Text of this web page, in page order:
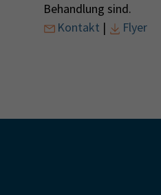
Behandlung sind.
Kontakt | Flyer